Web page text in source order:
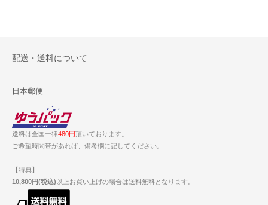
配送・送料について
日本郵便
送料は全国一律480円頂いております。
ご希望時間帯があれば、備考欄に記してください。
【特典】
10,800円(税込) 以上お買い上げの場合は送料無料となります。